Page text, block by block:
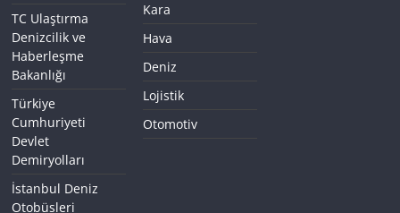
TC Ulaştırma
Denizcilik ve
Haberleşme
Bakanlığı
Türkiye
Cumhuriyeti
Devlet
Demiryolları
İstanbul Deniz
Otobüsleri
Kara
Hava
Deniz
Lojistik
Otomotiv